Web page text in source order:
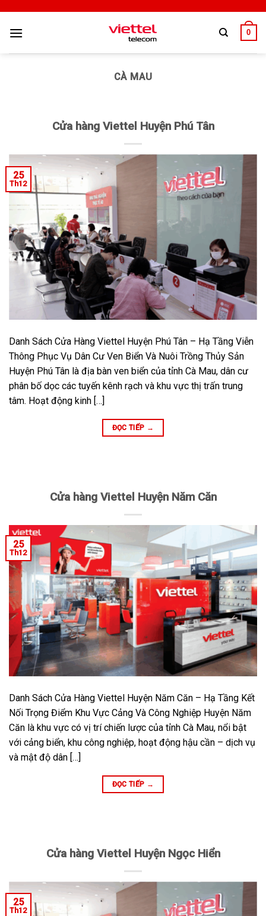
0
CÀ MAU
Cửa hàng Viettel Huyện Phú Tân
25
Th12
Danh Sách Cửa Hàng Viettel Huyện Phú Tân – Hạ Tầng Viễn
Thông Phục Vụ Dân Cư Ven Biển Và Nuôi Trồng Thủy Sản
Huyện Phú Tân là địa bàn ven biển của tỉnh Cà Mau, dân cư
phân bố dọc các tuyến kênh rạch và khu vực thị trấn trung
tâm. Hoạt động kinh […]
ĐỌC TIẾP →
Cửa hàng Viettel Huyện Năm Căn
25
Th12
Danh Sách Cửa Hàng Viettel Huyện Năm Căn – Hạ Tầng Kết
Nối Trọng Điểm Khu Vực Cảng Và Công Nghiệp Huyện Năm
Căn là khu vực có vị trí chiến lược của tỉnh Cà Mau, nổi bật
với cảng biển, khu công nghiệp, hoạt động hậu cần – dịch vụ
và mật độ dân […]
ĐỌC TIẾP →
Cửa hàng Viettel Huyện Ngọc Hiển
25
Th12